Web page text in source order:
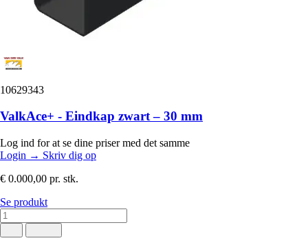
10629343
ValkAce+ - Eindkap zwart – 30 mm
Log ind for at se dine priser med det samme
Login → Skriv dig op
€ 0.000,00 pr. stk.
Se produkt